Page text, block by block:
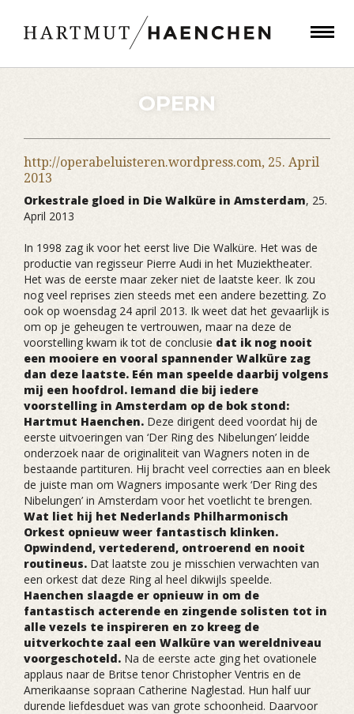
OPERN
http://operabeluisteren.wordpress.com, 25. April
2013
Orkestrale gloed in Die Walküre in Amsterdam, 25.
April 2013
In 1998 zag ik voor het eerst live Die Walküre. Het was de
productie van regisseur Pierre Audi in het Muziektheater.
Het was de eerste maar zeker niet de laatste keer. Ik zou
nog veel reprises zien steeds met een andere bezetting. Zo
ook op woensdag 24 april 2013. Ik weet dat het gevaarlijk is
om op je geheugen te vertrouwen, maar na deze de
voorstelling kwam ik tot de conclusie dat ik nog nooit
een mooiere en vooral spannender Walküre zag
dan deze laatste. Eén man speelde daarbij volgens
mij een hoofdrol. Iemand die bij iedere
voorstelling in Amsterdam op de bok stond:
Hartmut Haenchen. Deze dirigent deed voordat hij de
eerste uitvoeringen van ‘Der Ring des Nibelungen’ leidde
onderzoek naar de originaliteit van Wagners noten in de
bestaande partituren. Hij bracht veel correcties aan en bleek
de juiste man om Wagners imposante werk ‘Der Ring des
Nibelungen’ in Amsterdam voor het voetlicht te brengen.
Wat liet hij het Nederlands Philharmonisch
Orkest opnieuw weer fantastisch klinken.
Opwindend, vertederend, ontroerend en nooit
routineus. Dat laatste zou je misschien verwachten van
een orkest dat deze Ring al heel dikwijls speelde.
Haenchen slaagde er opnieuw in om de
fantastisch acterende en zingende solisten tot in
alle vezels te inspireren en zo kreeg de
uitverkochte zaal een Walküre van wereldniveau
voorgeschoteld. Na de eerste acte ging het ovationele
applaus naar de Britse tenor Christopher Ventris en de
Amerikaanse sopraan Catherine Naglestad. Hun half uur
durende liefdesduet was van grote schoonheid. Daarvoor